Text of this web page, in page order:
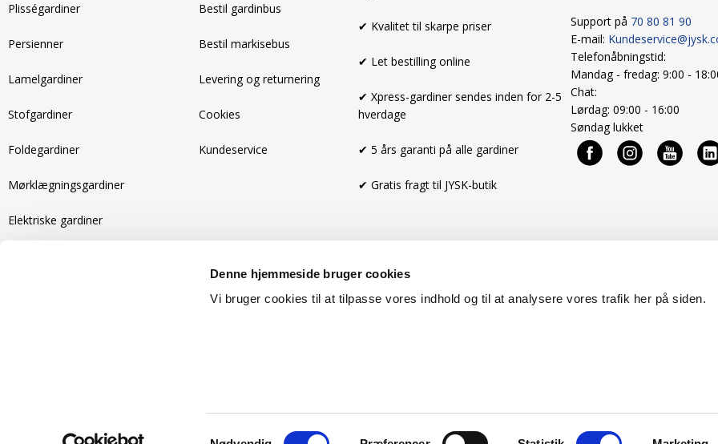
Denne hjemmeside bruger cookies
Vi bruger cookies til at tilpasse vores indhold og til at analysere vores trafik her på siden.
Samtykkevalg
Plisségardiner
Persienner
Lamelgardiner
Stofgardiner
Foldegardiner
Mørklægningsgardiner
Elektriske gardiner
Bestil gardinbus
Bestil markisebus
Levering og returnering
Cookies
Kundeservice
✔ Kvalitet til skarpe priser
✔ Let bestilling online
✔ Xpress-gardiner sendes inden for 2-5
hverdage
✔ 5 års garanti på alle gardiner
✔ Gratis fragt til JYSK-butik
Support på 70 80 81 90
E-mail:
Telefonåbningstid:
Mandag - fredag: 9:00 -
Chat:
Lørdag: 09:00 - 16:00
Søndag lukket